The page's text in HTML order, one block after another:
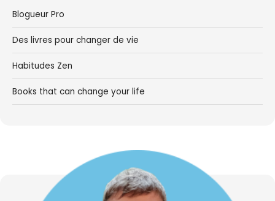
Blogueur Pro
Des livres pour changer de vie
Habitudes Zen
Books that can change your life